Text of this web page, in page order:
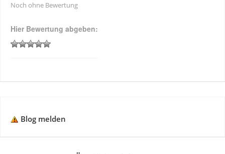
Noch ohne Bewertung
Hier Bewertung abgeben:
Blog melden